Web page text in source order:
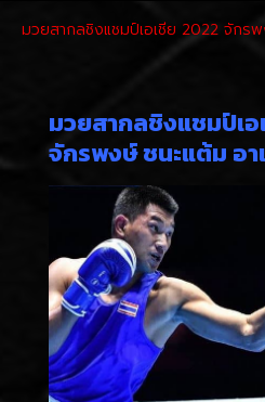
มวยสากลชิงแชมป์เอเชีย 2022 จักร
มวยสากลชิงแชมป์เอ
จักรพงษ์ ชนะแต้ม อา